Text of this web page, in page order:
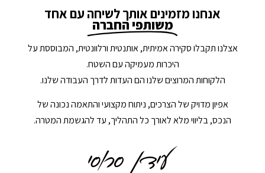
אנחנו מזמינים אותך לשיחה עם אחד
משותפי החברה
אצלנו תקבלו סקירה אמיתית, אותנטית ורלוונטית, המבוססת על
היכרות מעמיקה עם השטח.
הלקוחות המרוצים שלנו הם העדות לדרך העבודה שלנו.
אפיון מדויק של הצרכים, ניתוח מקצועי והתאמה נכונה של
הנכס, בליווי מלא לאורך כל התהליך, עד להגשמת המטרה.